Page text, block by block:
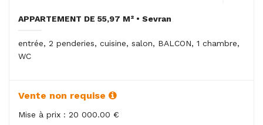
APPARTEMENT DE 55,97 M² • Sevran
entrée, 2 penderies, cuisine, salon, BALCON, 1 chambre,
WC
Vente non requise
Mise à prix : 20 000.00 €